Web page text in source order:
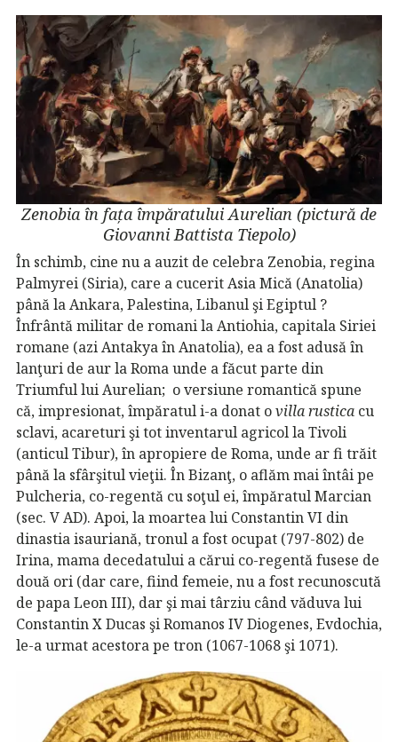
Zenobia în fața împăratului Aurelian (pictură de
Giovanni Battista Tiepolo)
În schimb, cine nu a auzit de celebra Zenobia, regina
Palmyrei (Siria), care a cucerit Asia Mică (Anatolia)
până la Ankara, Palestina, Libanul şi Egiptul ?
Înfrântă militar de romani la Antiohia, capitala Siriei
romane (azi Antakya în Anatolia), ea a fost adusă în
lanţuri de aur la Roma unde a făcut parte din
Triumful lui Aurelian; o versiune romantică spune
că, impresionat, împăratul i-a donat ovilla rustica cu
sclavi, acareturi şi tot inventarul agricol la Tivoli
(anticul Tibur), în apropiere de Roma, unde ar fi trăit
până la sfârşitul vieţii. În Bizanţ, o aflăm mai întâi pe
Pulcheria, co-regentă cu soţul ei, împăratul Marcian
(sec. V AD). Apoi, la moartea lui Constantin VI din
dinastia isauriană, tronul a fost ocupat (797-802) de
Irina, mama decedatului a cărui co-regentă fusese de
două ori (dar care, fiind femeie, nu a fost recunoscută
de papa Leon III), dar şi mai târziu când văduva lui
Constantin X Ducas şi Romanos IV Diogenes, Evdochia,
le-a urmat acestora pe tron (1067-1068 şi 1071).